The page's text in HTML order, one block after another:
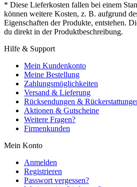
* Diese Lieferkosten fallen bei einem
können weitere Kosten, z. B. aufgrund
Eigenschaften der Produkte, entstehen.
du direkt in der Produktbeschreibung.
Hilfe & Support
Mein Kundenkonto
Meine Bestellung
Zahlungsmöglichkeiten
Versand & Lieferung
Rücksendungen &
Aktionen & Gutscheine
Weitere Fragen?
Firmenkunden
Mein Konto
Anmelden
Registrieren
Passwort vergessen?